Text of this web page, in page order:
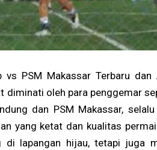
vs PSM Makassar Terbaru
diminati oleh para penggemar
dan PSM Makassar,
yang ketat dan kualitas
di lapangan hijau, tetapi juga